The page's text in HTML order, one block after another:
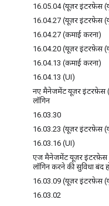
16.05.04 (यूज़र इंटरफ़ेस
16.04.27 (यूज़र इंटरफ़ेस
16.04.27 (कमाई करना)
16.04.20 (यूज़र इंटरफ़ेस
16.04.13 (कमाई करना)
16.04.13 (UI)
नए मैनेजमेंट यूज़र
लॉगिन
16.03.30
16.03.23 (यूज़र इंटरफ़ेस
16.03.16 (UI)
एज मैनेजमेंट यूज़र
लॉगिन करने की सुविधा बंद
16.03.09 (यूज़र इंटरफ़ेस
16.03.02